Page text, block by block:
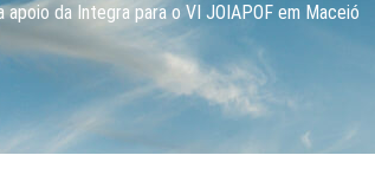
apoio da Integra para o VI JOIAPOF em Maceió